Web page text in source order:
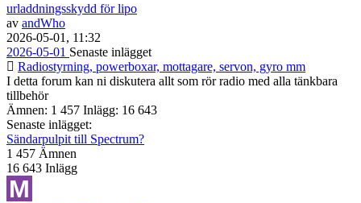
urladdningsskydd för lipo
av andWho
2026-05-01, 11:32
2026-05-01 Senaste inlägget
Radiostyrning, powerboxar, mottagare, servon, gyro mm
I detta forum kan ni diskutera allt som rör radio med alla tänkbara
tillbehör
Ämnen: 1 457 Inlägg: 16 643
Senaste inlägget:
Sändarpulpit till Spectrum?
1 457 Ämnen
16 643 Inlägg